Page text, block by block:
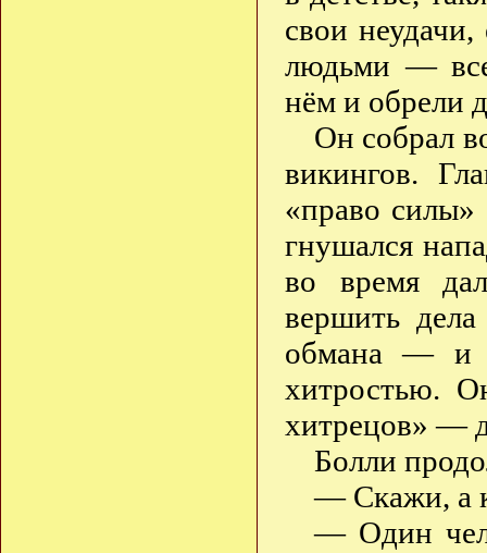
свои неудачи,
людьми — все
нём и обрели
Он собрал
викингов.
«право
гнушался
во время
вершить
обмана — и
хитростью.
хитрецов» —
Болли
— Скажи, а
— Один